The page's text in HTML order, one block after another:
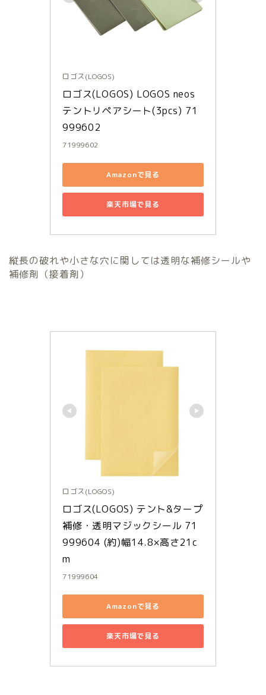
ロゴス(LOGOS)
ロゴス(LOGOS) LOGOS neos
テントリペアシート(3pcs) 71
999602
71999602
Amazonで見る
楽天市場で見る
縦長の破れや小さな穴に関しては透明な補修シールや
補修剤（接着剤）
ロゴス(LOGOS)
ロゴス(LOGOS) テント&タープ
補修・透明マジックシール 71
999604 (約)幅14.8×高さ21c
m
71999604
Amazonで見る
楽天市場で見る